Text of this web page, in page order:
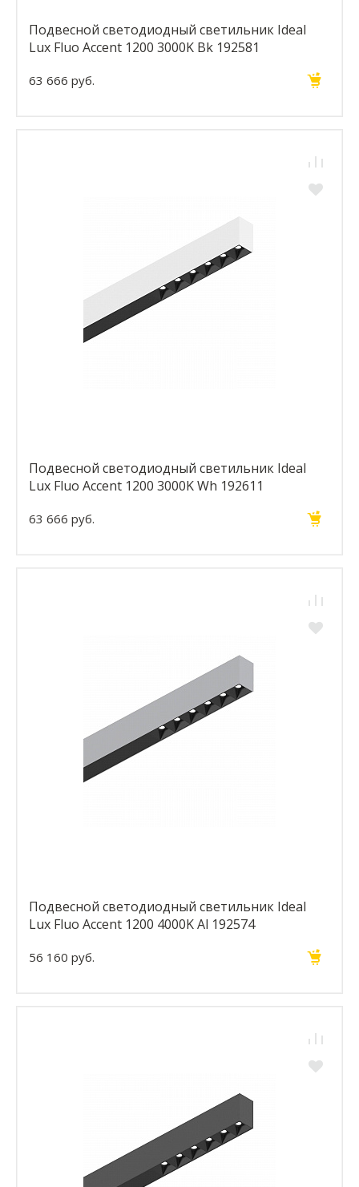
Подвесной светодиодный светильник Ideal
Lux Fluo Accent 1200 3000K Bk 192581
63 666 руб.
Подвесной светодиодный светильник Ideal
Lux Fluo Accent 1200 3000K Wh 192611
63 666 руб.
Подвесной светодиодный светильник Ideal
Lux Fluo Accent 1200 4000K Al 192574
56 160 руб.